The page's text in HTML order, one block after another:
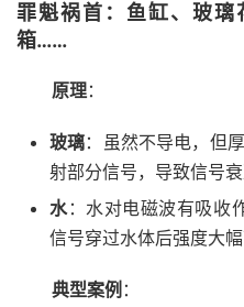
罪魁祸首 ：鱼缸、玻
箱……
原理：
玻璃：虽然不导电，但
射部分信号，导致信号衰
水：水对电磁波有吸收
信号穿过水体后强度大幅
典型案例 ：